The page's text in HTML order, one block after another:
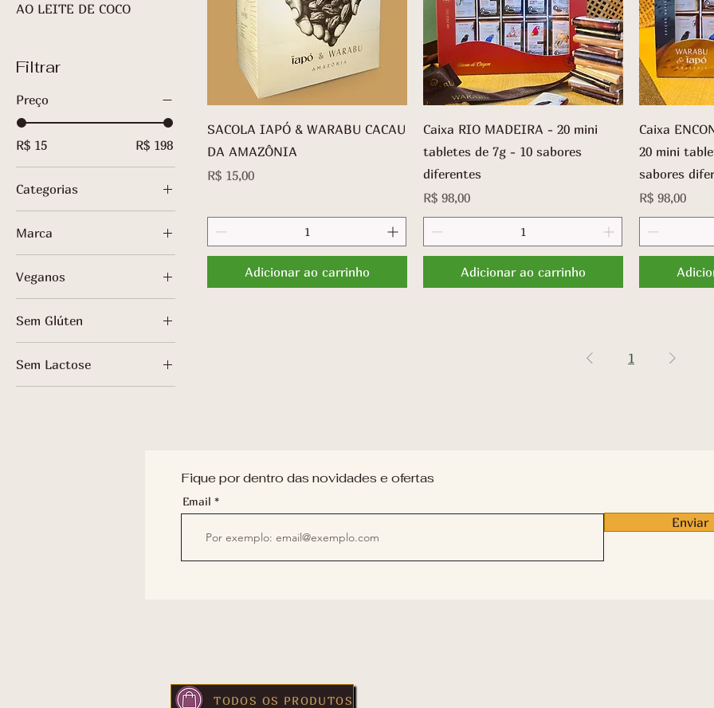
AO LEITE DE COCO
Filtrar
Preço
R$ 15 R$ 198
Categorias
BOLO AMAZÔNICO
Marca
IAPÓ
Veganos
Sem Glúten
Sem Lactose
SACOLA IAPÓ & WARABU CACAU
DA AMAZÔNIA
Preço
R$ 15,00
Adicionar ao carrinho
Caixa RIO MADEIRA - 20 mini
tabletes de 7g - 10 sabores
diferentes
Preço
R$ 98,00
Adicionar ao carrinho
Caixa
20 mini
sabores
Preço
R$ 98,00
1
Fique por dentro das novidades e ofertas
Email
Enviar
TODOS OS PRODUTOS